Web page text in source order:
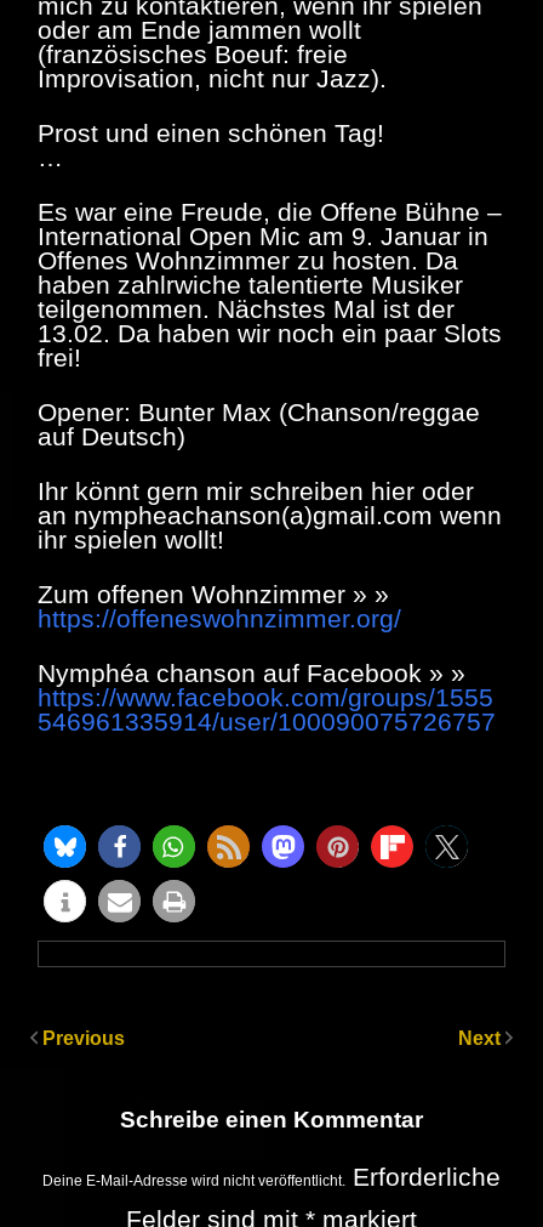
oder am Ende jammen wollt
(französisches Boeuf: freie
Improvisation, nicht nur Jazz).
Prost und einen schönen Tag!
Es war eine Freude, die Offene Bühne –
International Open Mic am 9. Januar in
Offenes Wohnzimmer zu hosten. Da
haben zahlrwiche talentierte Musiker
teilgenommen. Nächstes Mal ist der
13.02. Da haben wir noch ein paar Slots
frei!
Opener: Bunter Max (Chanson/reggae
auf Deutsch)
Ihr könnt gern mir schreiben hier oder
an nympheachanson(a)gmail.com wenn
ihr spielen wollt!
Zum offenen Wohnzimmer » »
https://offeneswohnzimmer.org/
Nymphéa chanson auf Facebook » »
https://www.facebook.com/groups/1555
546961335914/user/100090075726757
Previous Next
Schreibe einen Kommentar
Deine E-Mail-Adresse wird nicht veröffentlicht. Erforderliche
Felder sind mit * markiert